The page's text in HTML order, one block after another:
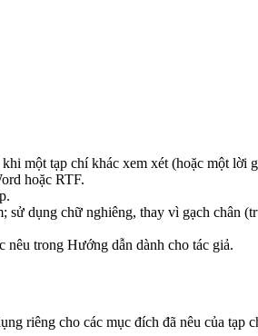
một tạp chí khác xem xét (hoặc một lời
hoặc RTF.
sử dụng chữ nghiêng, thay vì gạch
nêu trong Hướng dẫn dành cho tác giả.
riêng cho các mục đích đã nêu của